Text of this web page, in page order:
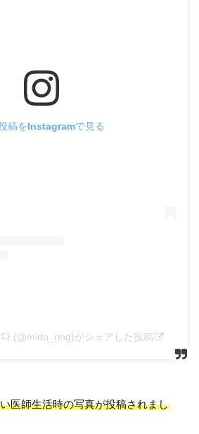
稿をInstagramで見る
がシェアした投稿
医師生活時の写真が投稿されまし